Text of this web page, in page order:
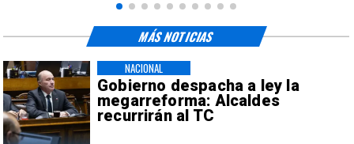
Gobierno despacha a ley la
megarreforma: Alcaldes
recurrirán al TC
NACIONAL
MÁS NOTICIAS